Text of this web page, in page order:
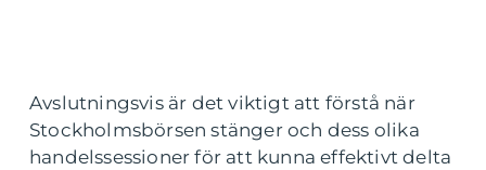
Avslutningsvis är det viktigt att förstå när
Stockholmsbörsen stänger och dess olika
handelssessioner för att kunna effektivt delta